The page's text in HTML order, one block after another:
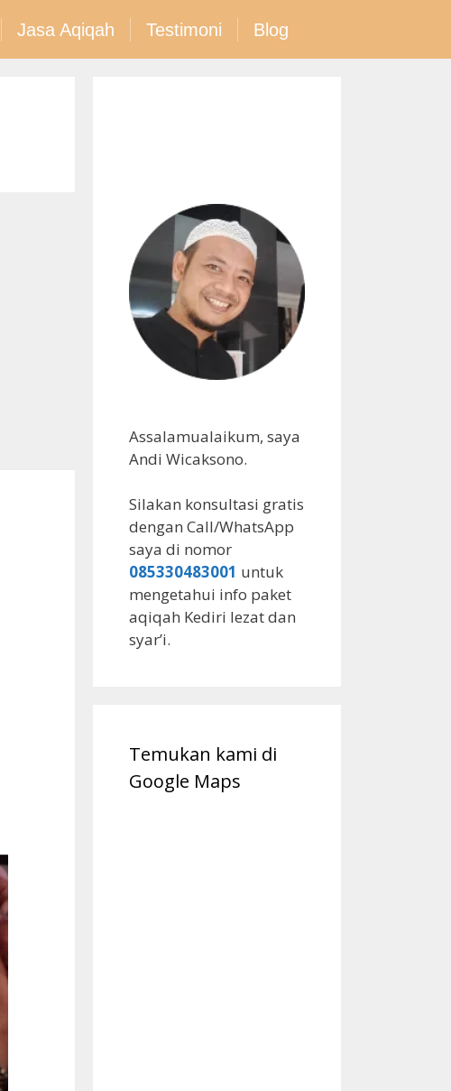
Jasa Aqiqah Testimoni Blog
Assalamualaikum, saya
Andi Wicaksono.
Silakan konsultasi gratis
dengan Call/WhatsApp
saya di nomor
085330483001 untuk
mengetahui info paket
aqiqah Kediri lezat dan
syar’i.
Temukan kami di
Google Maps